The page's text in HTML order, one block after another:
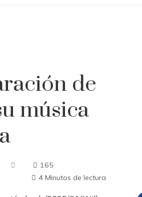
de
música
165
4 Minutos de lectura